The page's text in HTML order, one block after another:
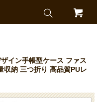
イン手帳型ケース ファス
収納 三つ折り 高品質PUレ